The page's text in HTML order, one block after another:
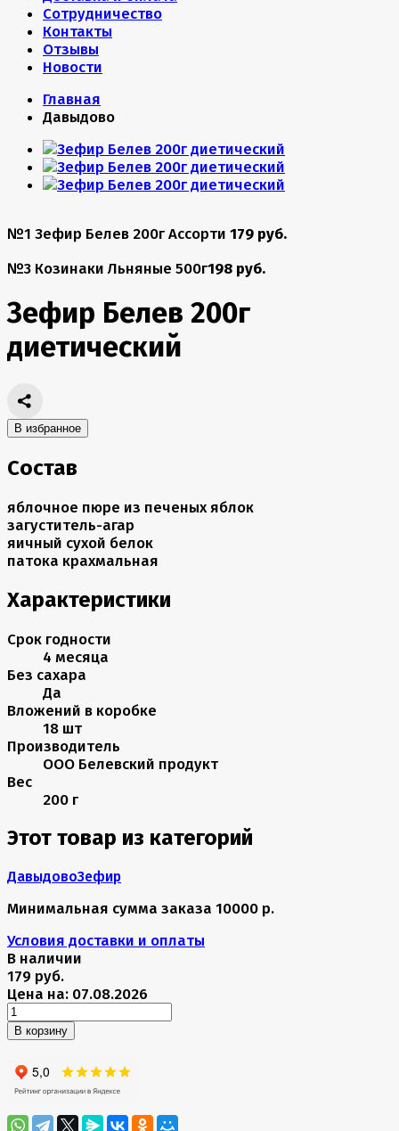
Сотрудничество
Контакты
Отзывы
Новости
Главная
Давыдово
№1 Зефир Белев 200г Ассорти 179 руб.
№3 Козинаки Льняные 500г198 руб.
Зефир Белев 200г
диетический
В избранное
Состав
яблочное пюре из печеных яблок
загуститель-агар
яичный сухой белок
патока крахмальная
Характеристики
Срок годности
4 месяца
Без сахара
Да
Вложений в коробке
18 шт
Производитель
ООО Белевский продукт
Вес
200 г
Этот товар из категорий
ДавыдовоЗефир
Минимальная сумма заказа 10000 р.
Условия доставки и оплаты
В наличии
179 руб.
Цена на: 07.08.2026
В корзину